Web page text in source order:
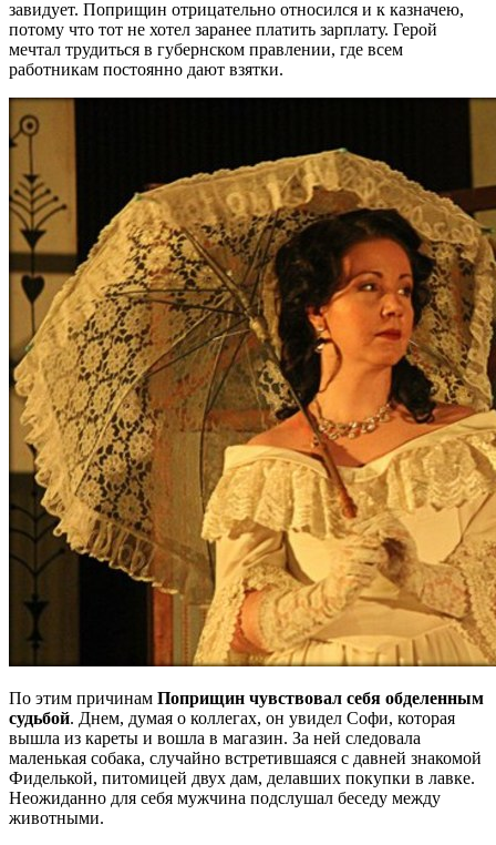
завидует. Поприщин отрицательно относился и к казначею,
потому что тот не хотел заранее платить зарплату. Герой
мечтал трудиться в губернском правлении, где всем
работникам постоянно дают взятки.
По этим причинам Поприщин чувствовал себя обделенным
судьбой. Днем, думая о коллегах, он увидел Софи, которая
вышла из кареты и вошла в магазин. За ней следовала
маленькая собака, случайно встретившаяся с давней знакомой
Фиделькой, питомицей двух дам, делавших покупки в лавке.
Неожиданно для себя мужчина подслушал беседу между
животными.